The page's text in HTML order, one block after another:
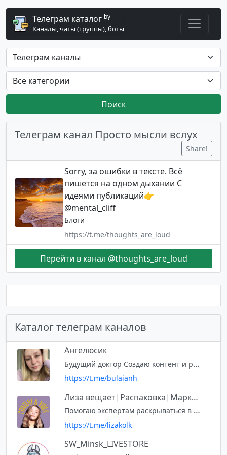
Телеграм каталог by
Каналы, чаты (группы), боты
Поиск
Телеграм канал Просто мысли вслух
Share!
Sorry, за ошибки в тексте. Всё
пишется на одном дыхании С
идеями публикаций👉
@mental_cliff
Блоги
https://t.me/thoughts_are_loud
Перейти в канал @thoughts_are_loud
Каталог телеграм каналов
Ангелюсик
Будущий доктор Создаю контент и развиваю личный бренд Люблю кино, книги и вкусно покушать Сделаю твои сторис частью фильма, который хочется пересматривать Мой инст: bulai.an
https://t.me/bulaianh
Лиза вещает|Распаковка|Маркетинг
Помогаю экспертам раскрываться в блоге, увеличивать доход за счёт личного контента. Не знаешь, как начать вести блог? Не можешь найти интересные темы для сторис? Считаешь, что твой продукт никому не нужен? Тогда тебе сю
https://t.me/lizakolk
SW_Minsk_LIVESTORE